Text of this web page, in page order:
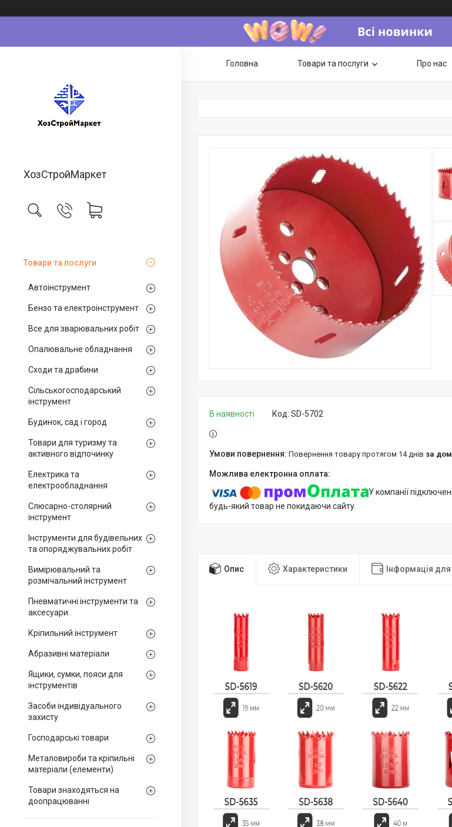
ХозСтройМаркет
Товари та послуги
Автоінструмент
Бензо та електроінструмент
Все для зварювальних робіт
Опалювальне обладнання
Сходи та драбини
Сільськогосподарський
інструмент
Будинок, сад і город
Товари для туризму та
активного відпочинку
Електрика та
електрообладнання
Слюсарно-столярний
інструмент
Інструменти для будівельних
та опоряджувальних робіт
Вимірювальний та
розмічальний інструмент
Пневматичні інструменти та
аксесуари
Кріпильний інструмент
Абразивні матеріали
Ящики, сумки, пояси для
інструментів
Засоби індивідуального
захисту
Господарські товари
Металовироби та кріпильні
матеріали (елементи)
Товари знаходяться на
доопрацюванні
Головна Товари та послуги Про нас
В наявності Код: SD-5702
повернення товару протягом 14 днів за
У компанії
будь-який товар не покидаючи сайту.
Опис Характеристики Інформація